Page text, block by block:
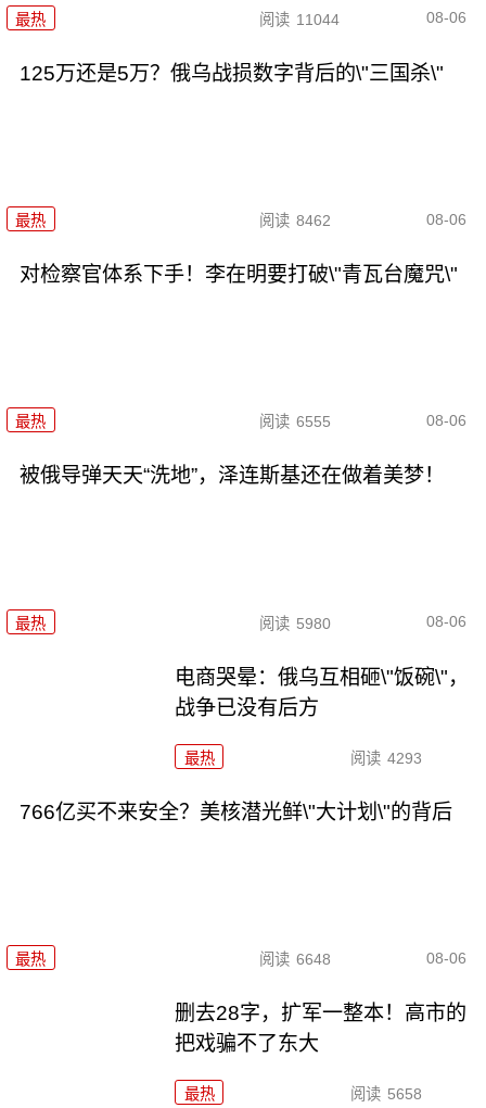
最热 阅读 11044 08-06
125万还是5万？俄乌战损数字背后的\"三国杀\"
最热 阅读 8462 08-06
对检察官体系下手！李在明要打破\"青瓦台魔咒\"
最热 阅读 6555 08-06
被俄导弹天天“洗地”，泽连斯基还在做着美梦！
最热 阅读 5980 08-06
电商哭晕：俄乌互相砸\"饭碗\"，
战争已没有后方
最热 阅读 4293
766亿买不来安全？美核潜光鲜\"大计划\"的背后
最热 阅读 6648 08-06
删去28字，扩军一整本！高市的
把戏骗不了东大
最热 阅读 5658